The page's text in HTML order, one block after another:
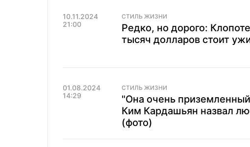
10.11.2024
21:00
СТИЛЬ ЖИЗНИ
Редко, но дорого:
тысяч долларов стоит
01.08.2024
14:29
СТИЛЬ ЖИЗНИ
"Она очень
Ким Кардашьян назвал
(фото)